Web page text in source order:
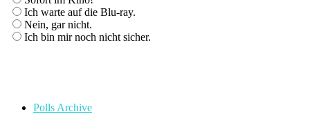
Ich warte auf die Blu-ray.
Nein, gar nicht.
Ich bin mir noch nicht sicher.
Polls Archive